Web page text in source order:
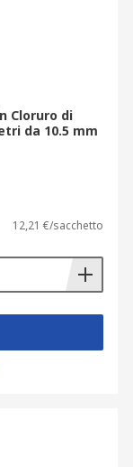
Cloruro di
da 10.5 mm
12,21 €/sacchetto